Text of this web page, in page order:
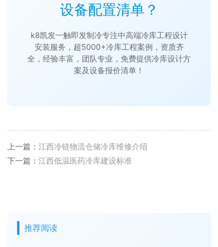
设备配置清单？
k8凯发一触即发制冷专注中高端冷库工程设计
安装服务，超5000+冷库工程案例，资质齐
全，经验丰富，团队专业，免费提供冷库设计方
案及设备报价清单！
上一篇： 江西冷链物流仓储冷库维修介绍
下一篇： 江西低温医药冷库建设标准
推荐阅读